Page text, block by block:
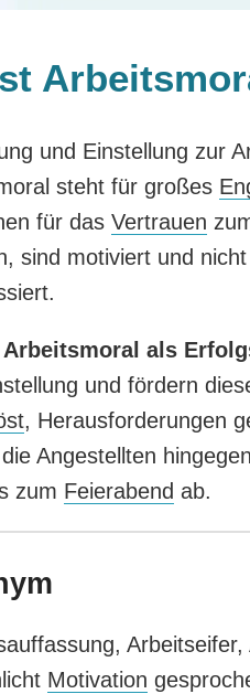
und Einstellung zur
steht für großes
für das Vertrauen
sind motiviert und
als
und fördern
, Herausforderungen
Angestellten
zum Feierabend ab.
Motivation